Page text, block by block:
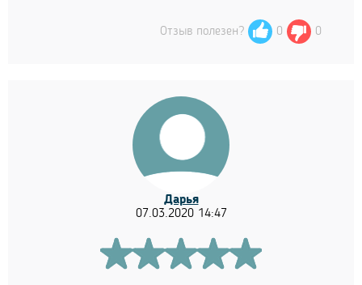
Отзыв полезен? 0 0
Дарья
07.03.2020 14:47